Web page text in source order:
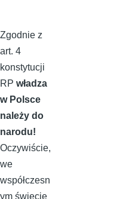
Zgodnie z
art. 4
konstytucji
RP władza
w Polsce
należy do
narodu!
Oczywiście,
we
współczesn
ym świecie